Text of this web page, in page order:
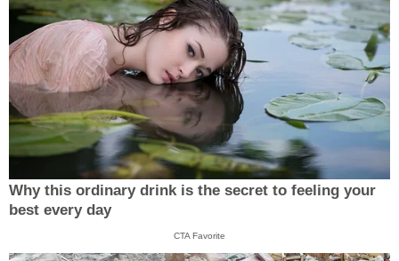
Why this ordinary drink is the secret to feeling your
best every day
CTA Favorite